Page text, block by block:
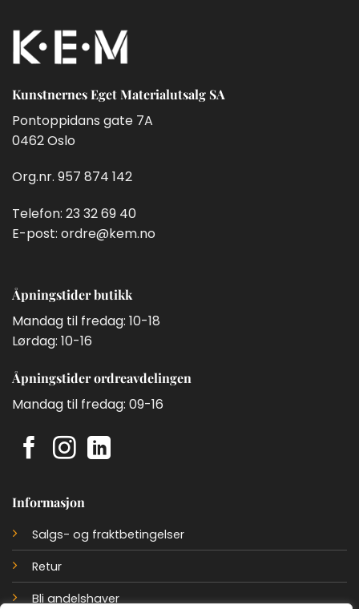
Alternativene
kan
velges
på
produktsiden
Alternativene
på
produktsiden
Kunstnernes Eget Materialutsalg SA
Pontoppidans gate 7A
0462 Oslo
Org.nr. 957 874 142
Telefon: 23 32 69 40
E-post: ordre@kem.no
Åpningstider butikk
Mandag til fredag: 10-18
Lørdag: 10-16
Åpningstider ordreavdelingen
Mandag til fredag: 09-16
Informasjon
Salgs- og fraktbetingelser
Retur
Bli andelshaver